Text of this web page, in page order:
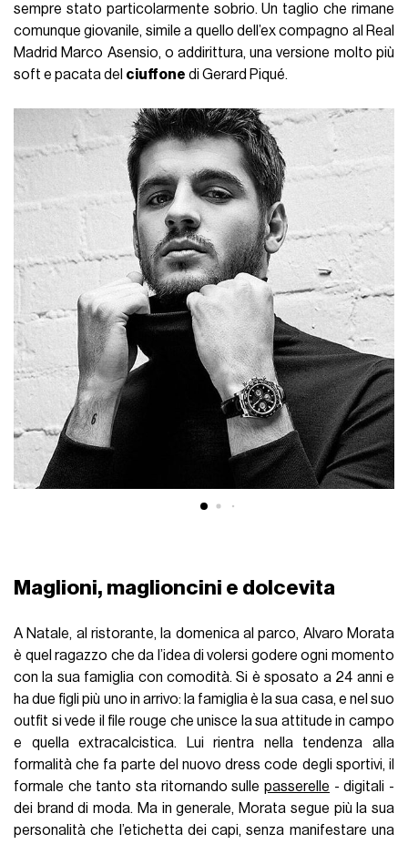
sempre stato particolarmente sobrio. Un taglio che rimane
comunque giovanile, simile a quello dell’ex compagno al Real
Madrid Marco Asensio, o addirittura, una versione molto più
soft e pacata del ciuffone di Gerard Piqué.
Maglioni, maglioncini e dolcevita
A Natale, al ristorante, la domenica al parco, Alvaro Morata
è quel ragazzo che da l’idea di volersi godere ogni momento
con la sua famiglia con comodità. Si è sposato a 24 anni e
ha due figli più uno in arrivo: la famiglia è la sua casa, e nel suo
outfit si vede il file rouge che unisce la sua attitude in campo
e quella extracalcistica. Lui rientra nella tendenza alla
formalità che fa parte del nuovo dress code degli sportivi, il
formale che tanto sta ritornando sulle passerelle - digitali -
dei brand di moda. Ma in generale, Morata segue più la sua
personalità che l’etichetta dei capi, senza manifestare una